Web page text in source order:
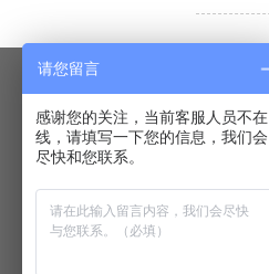
请您留言
感谢您的关注，当前客服人员不在
线，请填写一下您的信息，我们会
尽快和您联系。